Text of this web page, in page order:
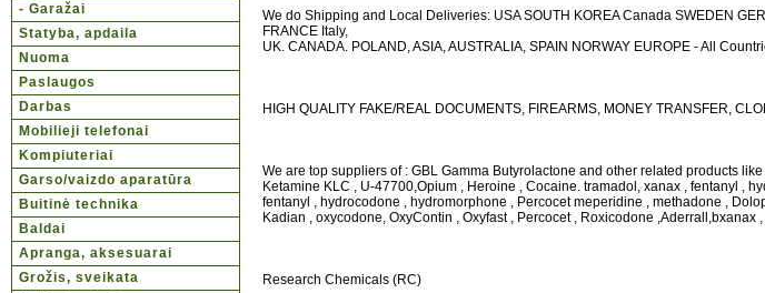
- Garažai
Statyba, apdaila
Nuoma
Paslaugos
Darbas
Mobilieji telefonai
Kompiuteriai
Garso/vaizdo aparatūra
Buitinė technika
Baldai
Apranga, aksesuarai
Grožis, sveikata
We do Shipping and Local Deliveries: USA SOUTH KOREA Canada SWEDEN
FRANCE Italy,
UK. CANADA. POLAND, ASIA, AUSTRALIA, SPAIN NORWAY EUROPE - All
HIGH QUALITY FAKE/REAL DOCUMENTS, FIREARMS, MONEY TRANSFER,
We are top suppliers of : GBL Gamma Butyrolactone and other related products
Ketamine KLC , U-47700,Opium , Heroine , Cocaine. tramadol, xanax , fentanyl ,
fentanyl , hydrocodone , hydromorphone , Percocet meperidine , methadone ,
Kadian , oxycodone, OxyContin , Oxyfast , Percocet , Roxicodone ,Aderrall,bxanax
Research Chemicals (RC)